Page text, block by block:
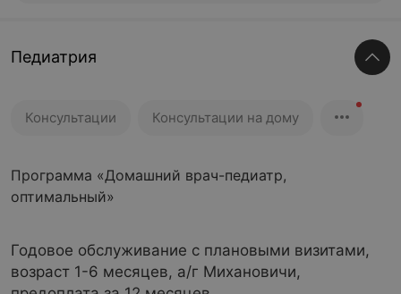
Педиатрия
Консультации Консультации на дому
Программа «Домашний врач-педиатр,
оптимальный»
Годовое обслуживание с плановыми визитами,
возраст 1-6 месяцев, а/г Михановичи,